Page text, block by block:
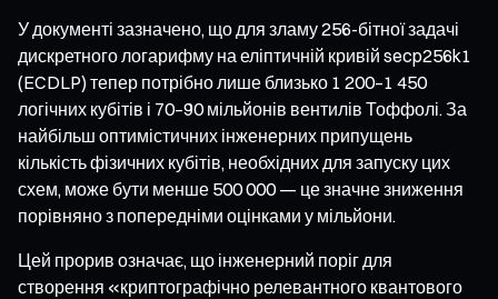
У документі зазначено, що для зламу 256-бітної задачі
дискретного логарифму на еліптичній кривій secp256k1
(ECDLP) тепер потрібно лише близько 1 200–1 450
логічних кубітів і 70–90 мільйонів вентилів Тоффолі. За
найбільш оптимістичних інженерних припущень
кількість фізичних кубітів, необхідних для запуску цих
схем, може бути менше 500 000 — це значне зниження
порівняно з попередніми оцінками у мільйони.
Цей прорив означає, що інженерний поріг для
створення «криптографічно релевантного квантового